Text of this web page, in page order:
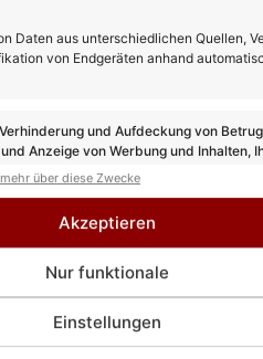
Daten aus unterschiedlichen Quellen,
von Endgeräten anhand
und Aufdeckung von
Anzeige von Werbung und Inhalten,
speichern und übermitteln.
über diese Zwecke
Akzeptieren
Nur funktionale
Einstellungen
euch bei der „Sommer-Party“ auf
Gelände!
Zarrella Show“: Alle Gäste der
Ausgabe am Lerchenberg